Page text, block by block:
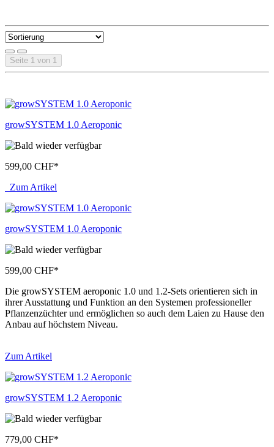
Seite 1 von 1
growSYSTEM 1.0 Aeroponic
599,00 CHF*
Zum Artikel
growSYSTEM 1.0 Aeroponic
599,00 CHF*
Die growSYSTEM aeroponic 1.0 und 1.2-Sets orientieren sich in
ihrer Ausstattung und Funktion an den Systemen professioneller
Pflanzenzüchter und ermöglichen so auch dem Laien zu Hause den
Anbau auf höchstem Niveau.
Zum Artikel
growSYSTEM 1.2 Aeroponic
779,00 CHF*